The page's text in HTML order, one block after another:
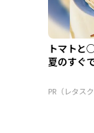
トマトと
夏のすぐ
PR（レタスク